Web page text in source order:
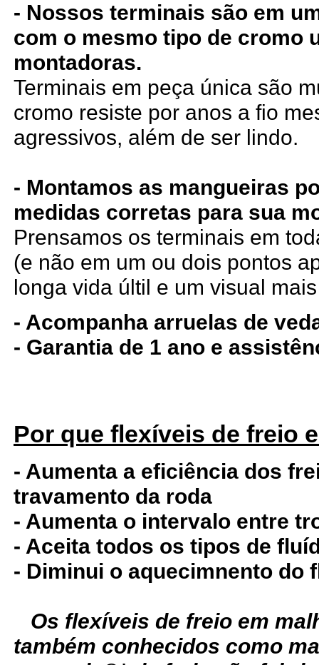
- Nossos terminais são em
com o mesmo tipo de cromo
montadoras.
Terminais em peça única são
cromo resiste por anos a fio
agressivos, além de ser lindo.
- Montamos as mangueiras
medidas corretas para sua
Prensamos os terminais em
(e não em um ou dois pontos
longa vida últil e um visual
- Acompanha arruelas de
- Garantia de 1 ano e
Por que flexíveis de freio
- Aumenta a eficiência dos
travamento da roda
- Aumenta o intervalo entre
- Aceita todos os tipos de
- Diminui o aquecimnento do
Os flexíveis de freio em
também conhecidos como